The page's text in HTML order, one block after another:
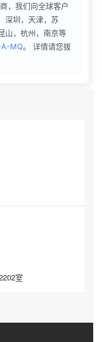
，我们向全球客户
深圳，天津，苏
山，杭州，南京等
MQ。 详情请您拔
室